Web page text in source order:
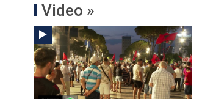
Video »